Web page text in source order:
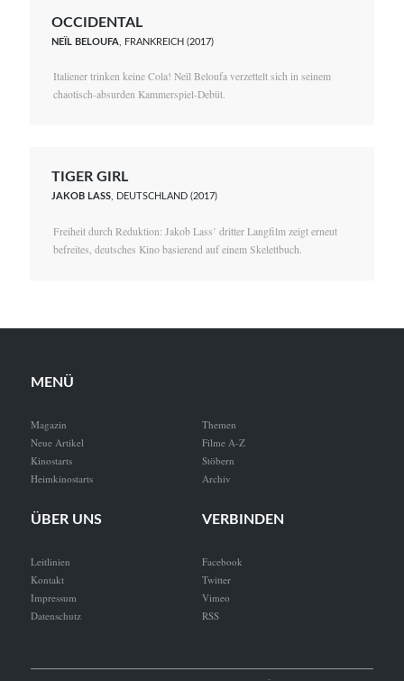
OCCIDENTAL
NEÏL BELOUFA , FRANKREICH (2017)
Italiener trinken keine Cola! Neïl Beloufa verzettelt sich in seinem
chaotisch-absurden Kammerspiel-Debüt.
TIGER GIRL
JAKOB LASS, DEUTSCHLAND (2017)
Freiheit durch Reduktion: Jakob Lass’ dritter Langfilm zeigt erneut
befreites, deutsches Kino basierend auf einem Skelettbuch.
MENÜ
Magazin
Neue Artikel
Kinostarts
Heimkinostarts
Themen
Filme A-Z
Stöbern
Archiv
ÜBER UNS
Leitlinien
Kontakt
Impressum
Datenschutz
VERBINDEN
Facebook
Twitter
Vimeo
RSS